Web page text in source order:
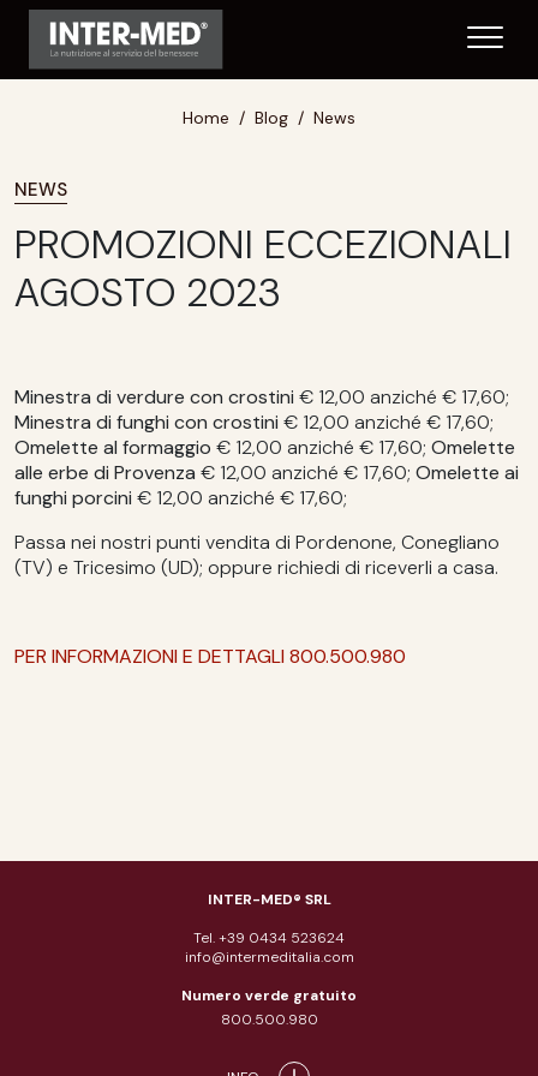
Home Blog News
NEWS
PROMOZIONI ECCEZIONALI
AGOSTO 2023
Minestra di verdure con crostini € 12,00 anziché € 17,60;
Minestra di funghi con crostini € 12,00 anziché € 17,60;
Omelette al formaggio € 12,00 anziché € 17,60; Omelette
alle erbe di Provenza € 12,00 anziché € 17,60; Omelette ai
funghi porcini € 12,00 anziché € 17,60;
Passa nei nostri punti vendita di Pordenone, Conegliano
(TV) e Tricesimo (UD); oppure richiedi di riceverli a casa.
PER INFORMAZIONI E DETTAGLI 800.500.980
INTER-MED® SRL
Tel. +39 0434 523624
info@intermeditalia.com
Numero verde gratuito
800.500.980